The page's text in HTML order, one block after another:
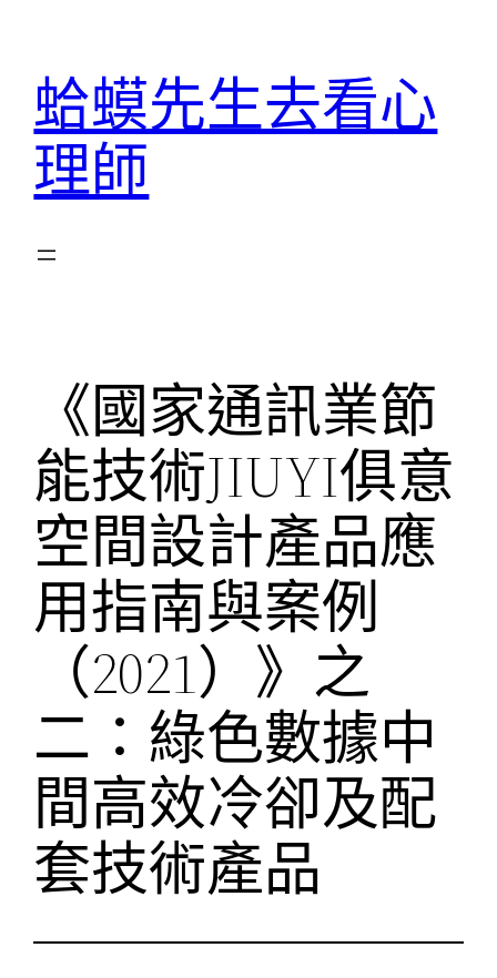
蛤蟆先生去看心
理師
《國家通訊業節
能技術JIUYI俱意
空間設計產品應
用指南與案例
（2021）》之
二：綠色數據中
間高效冷卻及配
套技術產品